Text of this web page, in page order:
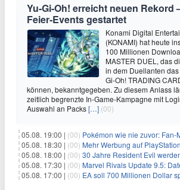
Yu‑Gi‑Oh! erreicht neuen Rekord
Feier‑Events gestartet
Konami Digital
(KONAMI) hat heute
100 Millionen
MASTER DUEL, das
in dem Duellanten
Gi-Oh! TRADING
können, bekanntgegeben. Zu diesem Anlass
zeitlich begrenzte In-Game-Kampagne mit
Auswahl an Packs[…] (00)
05.08. 19:00 | (00) Pokémon wie nie zuvor: Fan-Mod bringt VR
05.08. 18:30 | (00) Mehr Werbung auf PlayStation? Sony soll
05.08. 18:00 | (00) 30 Jahre Resident Evil werden begehbar,
05.08. 17:30 | (00) Marvel Rivals Update 9.5: Dateigröße wird auf
05.08. 17:00 | (00) EA soll 700 Millionen Dollar sparen – droht nach der